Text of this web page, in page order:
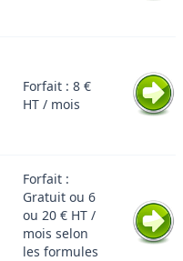
Forfait : 8 €
HT / mois
Forfait :
Gratuit ou 6
ou 20 € HT /
mois selon
les formules